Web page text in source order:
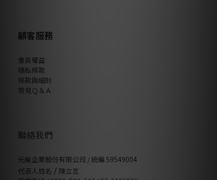
顧客服務
會員權益
隱私條款
條款與細則
常見Ｑ＆Ａ
聯絡我們
元榆企業股份有限公司 / 統編 59549004
代表人姓名 / 陳立言